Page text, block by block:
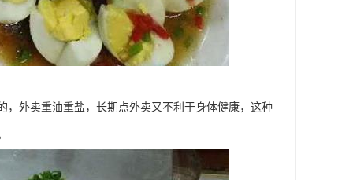
外卖重油重盐，长期点外卖又不利于身体健康，这种